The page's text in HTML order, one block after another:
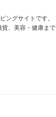
ングサイトです。
、美容・健康まで